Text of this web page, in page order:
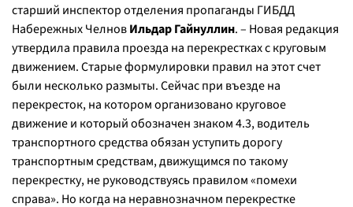
старший инспектор отделения пропаганды ГИБДД
Набережных ЧелновИльдар Гайнуллин. – Новая редакция
утвердила правила проезда на перекрестках с круговым
движением. Старые формулировки правил на этот счет
были несколько размыты. Сейчас при въезде на
перекресток, на котором организовано круговое
движение и который обозначен знаком 4.3, водитель
транспортного средства обязан уступить дорогу
транспортным средствам, движущимся по такому
перекрестку, не руководствуясь правилом «помехи
справа». Но когда на неравнозначном перекрестке